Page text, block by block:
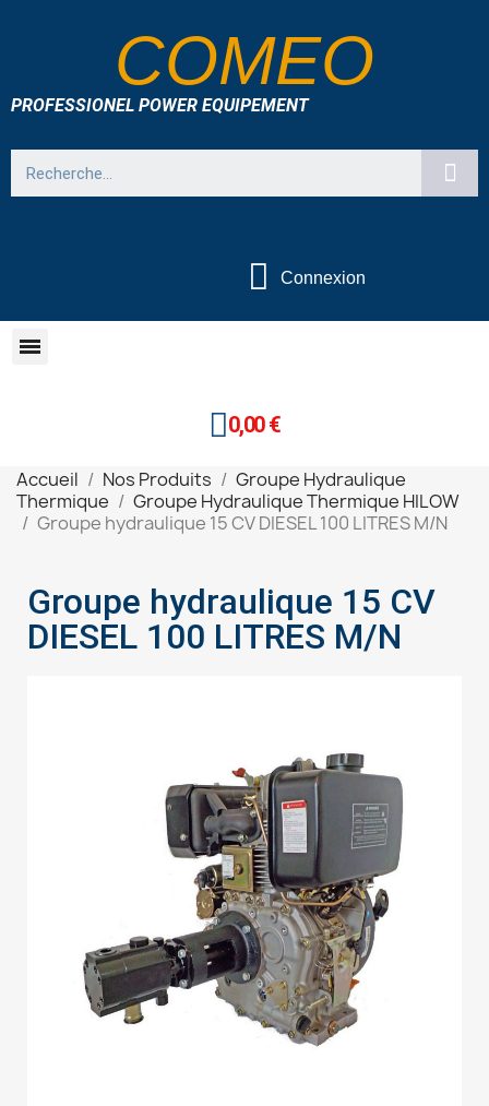
COMEO
PROFESSIONEL POWER EQUIPEMENT
Connexion
0,00 €
Accueil Nos Produits
Groupe Hydraulique
Thermique
Groupe Hydraulique Thermique HILOW
Groupe hydraulique 15 CV DIESEL 100 LITRES M/N
Groupe hydraulique 15 CV
DIESEL 100 LITRES M/N